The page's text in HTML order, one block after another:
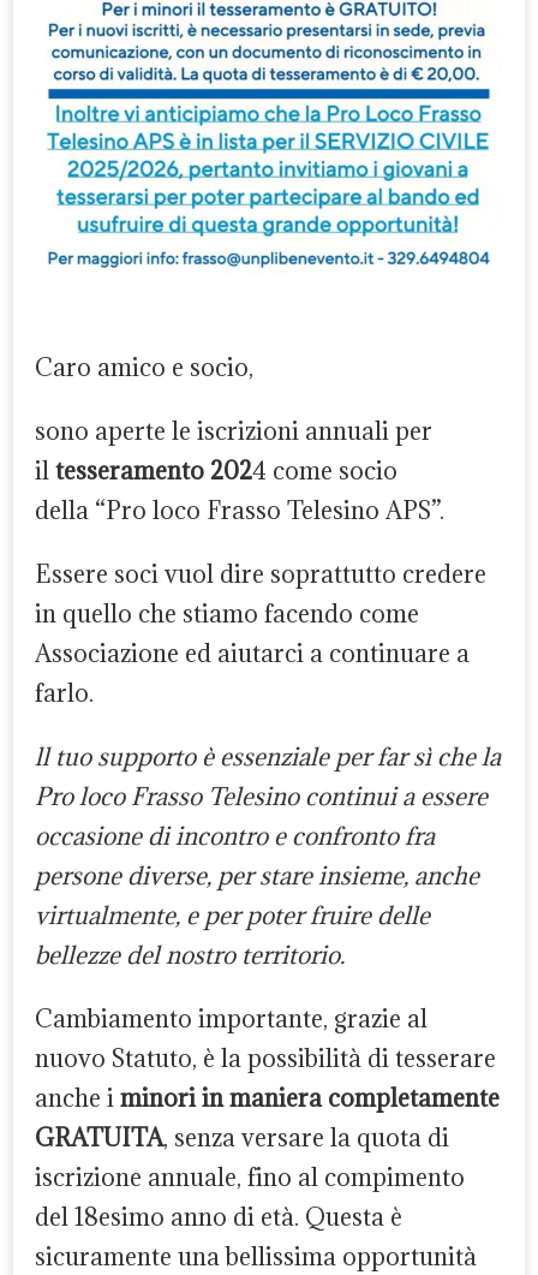
Caro amico e socio,
sono aperte le iscrizioni annuali per
iltesseramento 2024 come socio
della “Pro loco Frasso Telesino APS”.
Essere soci vuol dire soprattutto credere
in quello che stiamo facendo come
Associazione ed aiutarci a continuare a
farlo.
ll tuo supporto è essenziale per far sì che la
Pro loco Frasso Telesino continui a essere
occasione di incontro e confronto fra
persone diverse, per stare insieme, anche
virtualmente, e per poter fruire delle
bellezze del nostro territorio.
Cambiamento importante, grazie al
nuovo Statuto, è la possibilità di tesserare
anche iminori in maniera completamente
GRATUITA, senza versare la quota di
iscrizione annuale, fino al compimento
del 18esimo anno di età. Questa è
sicuramente una bellissima opportunità